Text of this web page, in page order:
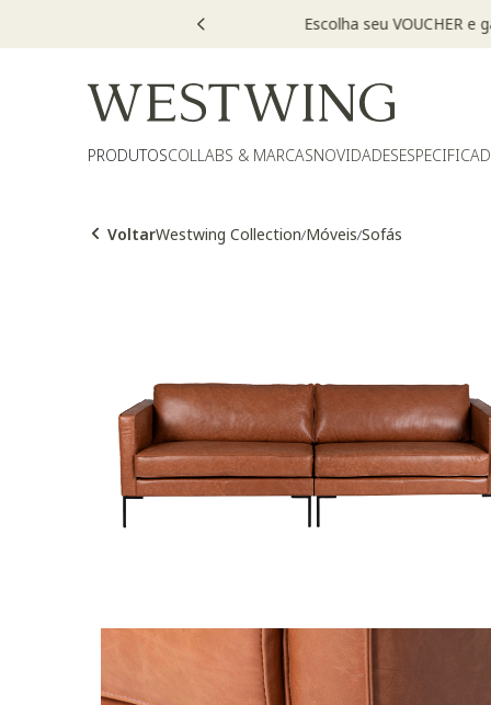
PRODUTOSCOLLABS & MARCASNOVIDADES
VoltarWestwing Collection/Móveis/Sofás